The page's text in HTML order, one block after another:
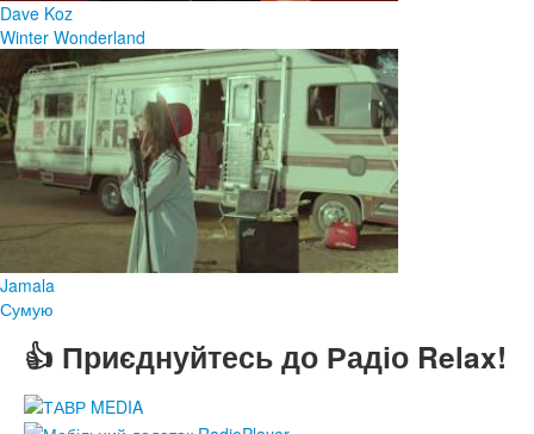
Dave Koz
Winter Wonderland
Jamala
Сумую
👍 Приєднуйтесь до Радіо Relax!